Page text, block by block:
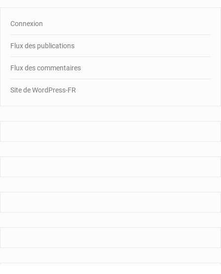
Connexion
Flux des publications
Flux des commentaires
Site de WordPress-FR